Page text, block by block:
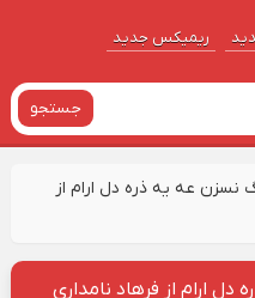
ریمیکس جدید
جستجو
نسزن عه یه ذره دل ارام از
ارام از فرهاد نامداری